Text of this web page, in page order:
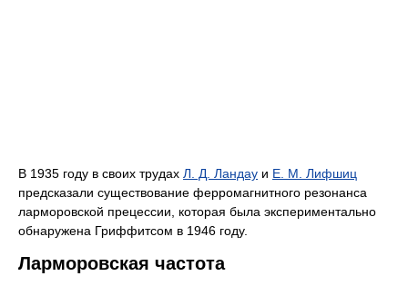
В 1935 году в своих трудах Л. Д. Ландау и Е. М. Лифшиц
предсказали существование ферромагнитного резонанса
ларморовской прецессии, которая была экспериментально
обнаружена Гриффитсом в 1946 году.
Ларморовская частота